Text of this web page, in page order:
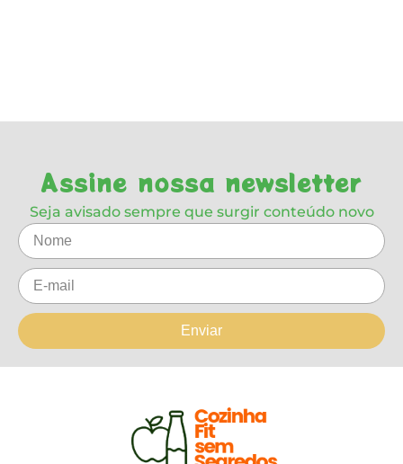
Assine nossa newsletter
Seja avisado sempre que surgir conteúdo novo
Enviar